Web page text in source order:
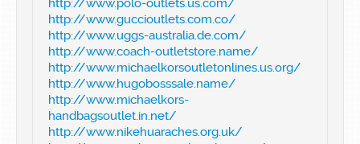
http://www.polo-outlets.us.com/
http://www.guccioutlets.com.co/
http://www.uggs-australia.de.com/
http://www.coach-outletstore.name/
http://www.michaelkorsoutletonlines.us.org/
http://www.hugobosssale.name/
http://www.michaelkors-
handbagsoutlet.in.net/
http://www.nikehuaraches.org.uk/